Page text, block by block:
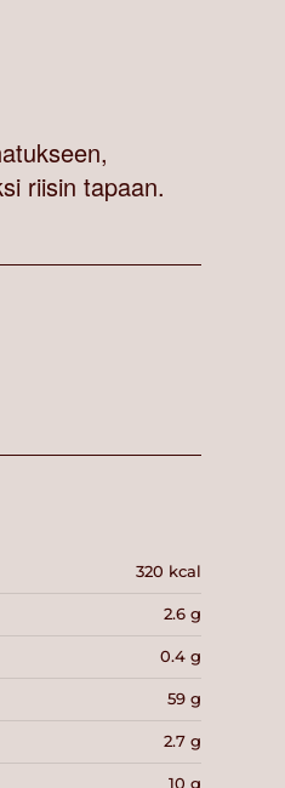
riisin tapaan.
320 kcal
2.6 g
0.4 g
59 g
2.7 g
10 g